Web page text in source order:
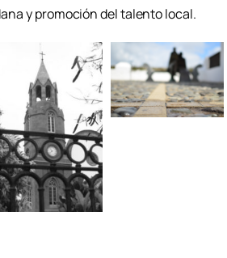
y promoción del talento local.